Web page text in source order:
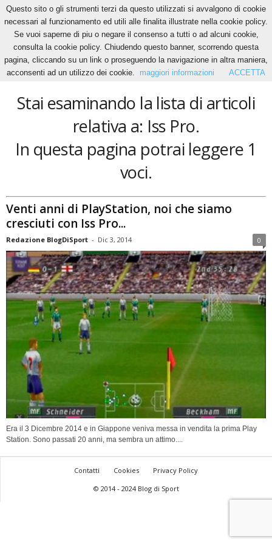
Home Tags Iss Pro
Iss Pro
Stai esaminando la lista di articoli
relativa a: Iss Pro.
In questa pagina potrai leggere 1
voci.
Venti anni di PlayStation, noi che siamo
cresciuti con Iss Pro...
Redazione BlogDiSport - Dic 3, 2014 0
Era il 3 Dicembre 2014 e in Giappone veniva messa in vendita la prima Play
Station. Sono passati 20 anni, ma sembra un attimo....
Contatti Cookies
Privacy Policy
© 2014 - 2024 Blog di Sport
Questo sito o gli strumenti terzi da questo utilizzati si avvalgono di cookie
necessari al funzionamento ed utili alle finalita illustrate nella cookie policy.
Se vuoi saperne di piu o negare il consenso a tutti o ad alcuni cookie,
consulta la cookie policy. Chiudendo questo banner, scorrendo questa
pagina, cliccando su un link o proseguendo la navigazione in altra maniera,
acconsenti ad un utilizzo dei cookie.
maggiori informazioni ACCETTA